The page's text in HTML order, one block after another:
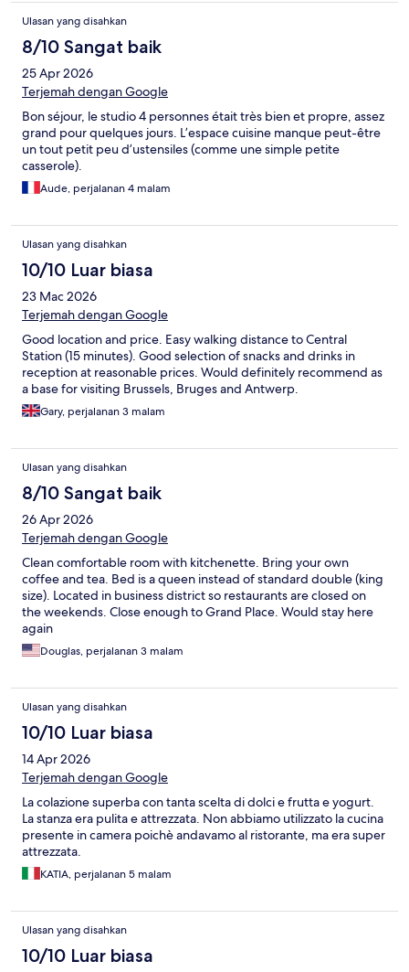
Ulasan yang disahkan
8/10 Sangat baik
25 Apr 2026
Terjemah dengan Google
Bon séjour, le studio 4 personnes était très bien et propre, assez
grand pour quelques jours. L’espace cuisine manque peut-être
un tout petit peu d’ustensiles (comme une simple petite
casserole).
Aude, perjalanan 4 malam
Ulasan yang disahkan
10/10 Luar biasa
23 Mac 2026
Terjemah dengan Google
Good location and price. Easy walking distance to Central
Station (15 minutes). Good selection of snacks and drinks in
reception at reasonable prices. Would definitely recommend as
a base for visiting Brussels, Bruges and Antwerp.
Gary, perjalanan 3 malam
Ulasan yang disahkan
8/10 Sangat baik
26 Apr 2026
Terjemah dengan Google
Clean comfortable room with kitchenette. Bring your own
coffee and tea. Bed is a queen instead of standard double (king
size). Located in business district so restaurants are closed on
the weekends. Close enough to Grand Place. Would stay here
again
Douglas, perjalanan 3 malam
Ulasan yang disahkan
10/10 Luar biasa
14 Apr 2026
Terjemah dengan Google
La colazione superba con tanta scelta di dolci e frutta e yogurt.
La stanza era pulita e attrezzata. Non abbiamo utilizzato la cucina
presente in camera poichè andavamo al ristorante, ma era super
attrezzata.
KATIA, perjalanan 5 malam
Ulasan yang disahkan
10/10 Luar biasa